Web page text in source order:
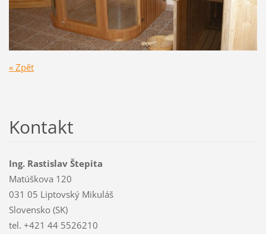
« Zpět
Kontakt
Ing. Rastislav Štepita
Matúškova 120
031 05 Liptovský Mikuláš
Slovensko (SK)
tel. +421 44 5526210